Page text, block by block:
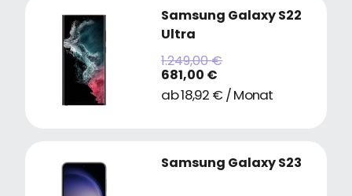
Samsung Galaxy S22
Ultra
1.249,00 €
681,00 €
ab 18,92 € / Monat
Samsung Galaxy S23